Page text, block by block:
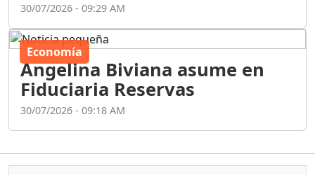
30/07/2026 - 09:29 AM
Economía
Angelina Biviana asume en
Fiduciaria Reservas
30/07/2026 - 09:18 AM